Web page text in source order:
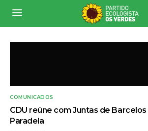
COMUNICADOS
CDU reúne com Juntas de
Paradela